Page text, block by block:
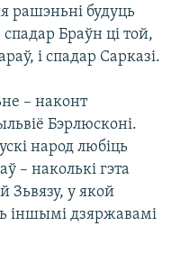
рашэньні будуць
Браўн ці той,
і спадар Сарказі.
– наконт
Бэрлюсконі.
народ любіць
– наколькі гэта
Зьвязу, у якой
іншымі дзяржавамі